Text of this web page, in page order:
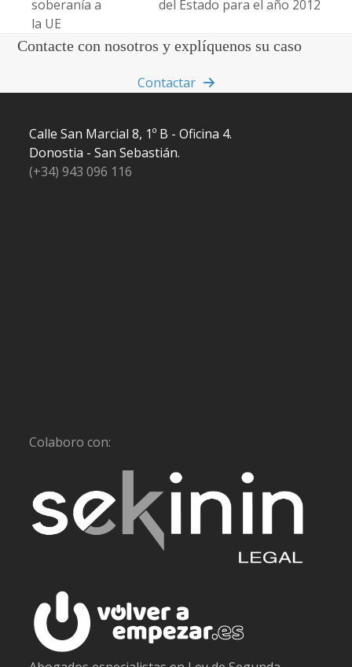
post:
soberanía a
la UE
del Estado para el año 2012
Contacte con nosotros y explíquenos su caso
Contactar
Calle San Marcial 8, 1º B - Oficina 4.
Donostia - San Sebastián.
(+34) 943 096 116
Colaboro con: